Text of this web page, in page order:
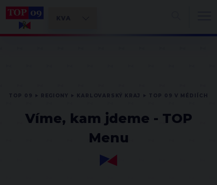
Víme, kam jdeme - TOP
Menu